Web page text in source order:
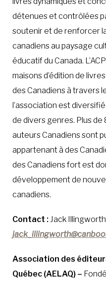
détenues et contrôlées
soutenir et de renforcer
canadiens au paysage
éducatif du Canada.
maisons d’édition de
des Canadiens à travers
l’association est
de divers genres. Plus
auteurs Canadiens sont
appartenant à des
des Canadiens fort est
développement de
canadiens.
Contact :Jack
Association des
Québec (AELAQ) –